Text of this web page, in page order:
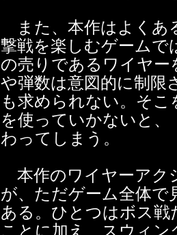
また、本作はよくあ
撃戦を楽しむゲームで
の売りであるワイヤー
や弾数は意図的に制限
も求められない。そ
を使っていかないと、
わってしまう。
本作のワイヤーアク
が、ただゲーム全体で
ある。ひとつはボス
ことに加え、スウィ